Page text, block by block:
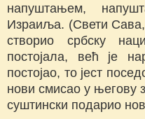
напуштањем,
Израиља. (Свети Сава,
створио србску
постојала, већ је
постојао, то јест
нови смисао у његову
суштински подарио